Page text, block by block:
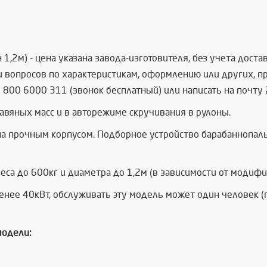
- цена указана завода-изготовителя, без учета
вопросов по характеристикам, оформлению или других,
6000 311 (звонок бесплатный) или написать на почту
масс и в авторежиме скручивания в рулоны.
корпусом. Подборное устройство
до 600кг и диаметра до 1,2м (в зависимости от
40кВт, обслуживать эту модель может один